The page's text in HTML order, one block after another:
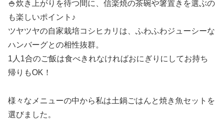
🍚炊き上がりを待つ間に、信楽焼の茶碗や箸置きを選ぶの
も楽しいポイント♪
ツヤツヤの自家栽培コシヒカリは、ふわふわジューシーな
ハンバーグとの相性抜群。
1人1合のご飯は食べきれなければおにぎりにしてお持ち
帰りもOK！
様々なメニューの中から私は土鍋ごはんと焼き魚セットを
選びました。